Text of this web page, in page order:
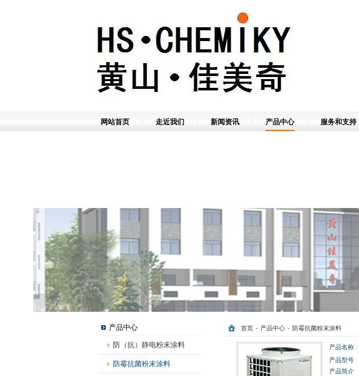
网站首页 走近我们 新闻资讯 产品中心 服务和支持
产品中心
防（抗）静电粉末涂料
防霉抗菌粉末涂料
首页 - 产品中心 - 防霉抗菌粉末涂料
产品名称
产品型号
产品简介